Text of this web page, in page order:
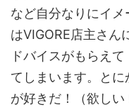
など自分なりにイ
はVIGORE店主さん
ドバイスがもらえ
てしまいます。とに
が好きだ！（欲しい